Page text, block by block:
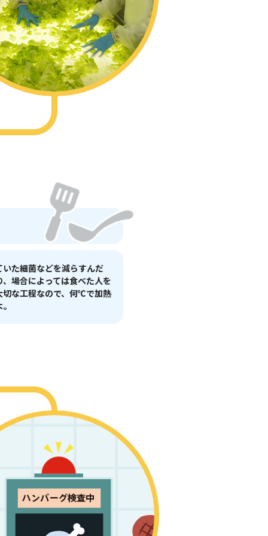
た細菌などを減らすんだ
場合によっては食べた人を
切な工程なので、何℃で加熱